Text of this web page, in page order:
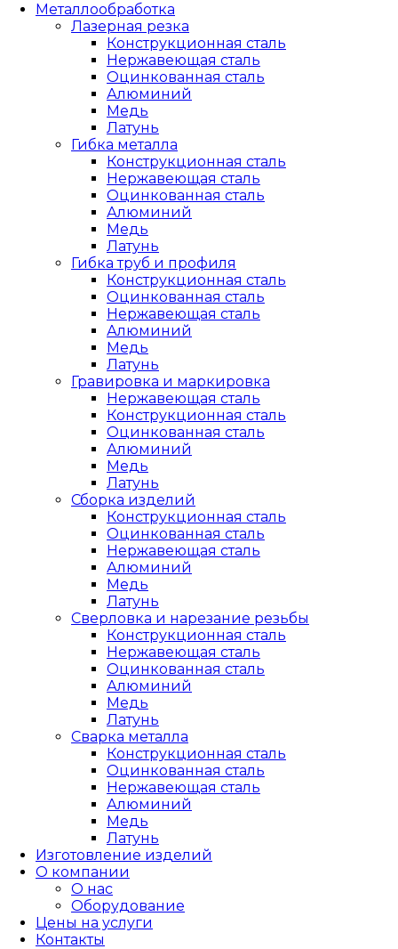
Металлообработка
Лазерная резка
Конструкционная сталь
Нержавеющая сталь
Оцинкованная сталь
Алюминий
Медь
Латунь
Гибка металла
Конструкционная сталь
Нержавеющая сталь
Оцинкованная сталь
Алюминий
Медь
Латунь
Гибка труб и профиля
Конструкционная сталь
Оцинкованная сталь
Нержавеющая сталь
Алюминий
Медь
Латунь
Гравировка и маркировка
Нержавеющая сталь
Конструкционная сталь
Оцинкованная сталь
Алюминий
Медь
Латунь
Сборка изделий
Конструкционная сталь
Оцинкованная сталь
Нержавеющая сталь
Алюминий
Медь
Латунь
Сверловка и нарезание резьбы
Конструкционная сталь
Нержавеющая сталь
Оцинкованная сталь
Алюминий
Медь
Латунь
Сварка металла
Конструкционная сталь
Оцинкованная сталь
Нержавеющая сталь
Алюминий
Медь
Латунь
Изготовление изделий
О компании
О нас
Оборудование
Цены на услуги
Контакты